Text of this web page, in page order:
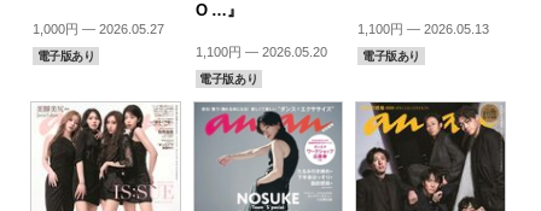
1,000円 — 2026.05.27
電子版あり
O …』
1,100円 — 2026.05.20
電子版あり
1,100円 — 2026.05.13
電子版あり